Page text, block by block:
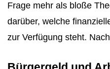
Frage mehr als bloße
darüber, welche
zur Verfügung steht.